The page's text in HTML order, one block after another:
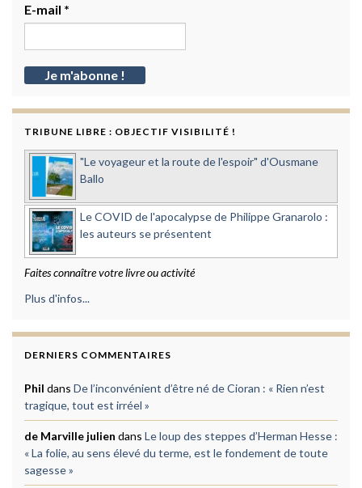
E-mail *
TRIBUNE LIBRE : OBJECTIF VISIBILITÉ !
"Le voyageur et la route de l'espoir" d'Ousmane
Ballo
Le COVID de l'apocalypse de Philippe Granarolo :
les auteurs se présentent
Faites connaître votre livre ou activité
Plus d'infos...
DERNIERS COMMENTAIRES
Phil dans De l’inconvénient d’être né de Cioran : « Rien n’est
tragique, tout est irréel »
de Marville julien dans Le loup des steppes d’Herman Hesse :
« La folie, au sens élevé du terme, est le fondement de toute
sagesse »